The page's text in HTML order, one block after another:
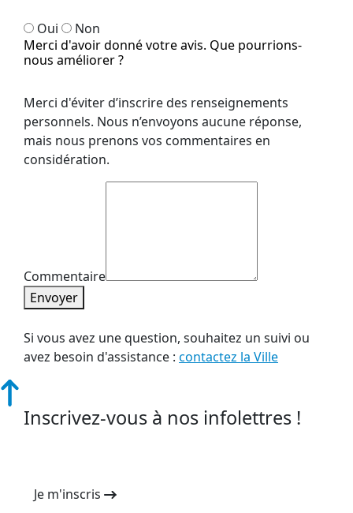
Oui
Non
Merci d'avoir donné votre avis. Que pourrions-
nous améliorer ?
Merci d'éviter d’inscrire des renseignements
personnels. Nous n’envoyons aucune réponse,
mais nous prenons vos commentaires en
considération.
Commentaire
Envoyer
Si vous avez une question, souhaitez un suivi ou
avez besoin d'assistance : contactez la Ville
Inscrivez-vous à nos infolettres !
Je m'inscris